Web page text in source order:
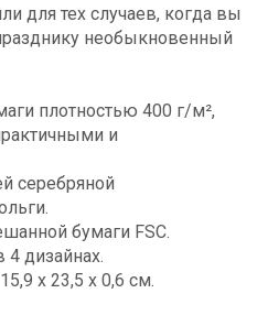
для тех случаев, когда вы
необыкновенный
плотностью 400 г/м²,
и
серебряной
бумаги FSC.
4 дизайнах.
х 23,5 х 0,6 см.